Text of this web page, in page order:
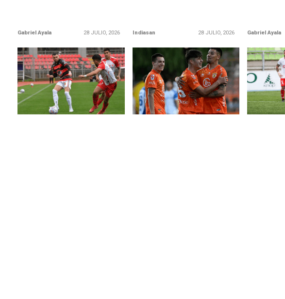
Gabriel Ayala 28 JULIO, 2026 Indiasan 28 JULIO, 2026 Gabriel Ayala
LEER MÁS LEER MÁS